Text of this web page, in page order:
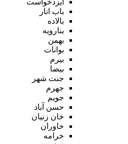
باب انار
بالاده
بنارویه
بهمن
بوانات
بیرم
بیضا
جنت شهر
جهرم
جویم
حسن آباد
خان زنیان
خاوران
خرامه